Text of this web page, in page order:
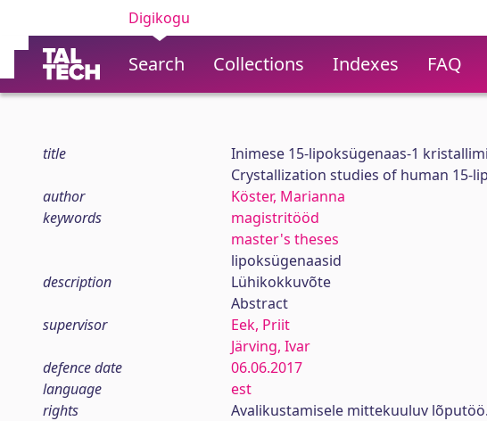
Digikogu
Search Collections Indexes FAQ
title
Inimese 15-lipoksügenaas-1
Crystallization studies of human 15-
author
Köster, Marianna
keywords
magistritööd
master's theses
lipoksügenaasid
description
Lühikokkuvõte
Abstract
supervisor
Eek, Priit
Järving, Ivar
defence date
06.06.2017
language
est
rights
Avalikustamisele mittekuuluv